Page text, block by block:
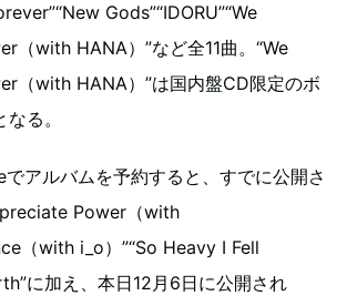
Gods”“IDORU”“We
（with HANA）”など全11曲。“We
（with HANA）”は国内盤CD限定のボ
る。
アルバムを予約すると、すでに公開さ
Power（with
（with i_o）”“So Heavy I Fell
に加え、本日12月6日に公開され